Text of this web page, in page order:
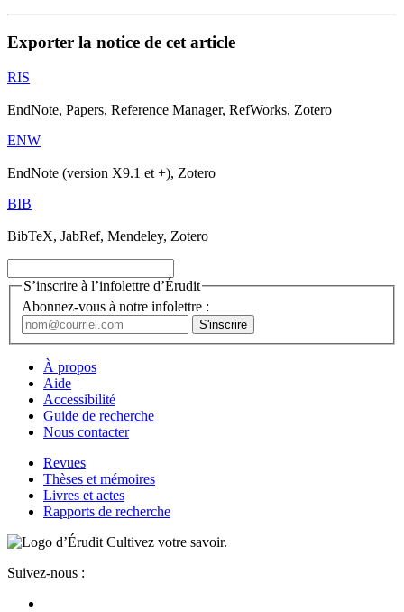
Exporter la notice de cet article
RIS
EndNote, Papers, Reference Manager, RefWorks, Zotero
ENW
EndNote (version X9.1 et +), Zotero
BIB
BibTeX, JabRef, Mendeley, Zotero
S’inscrire à l’infolettre d’Érudit
Abonnez-vous à notre infolettre :
À propos
Aide
Accessibilité
Guide de recherche
Nous contacter
Revues
Thèses et mémoires
Livres et actes
Rapports de recherche
Cultivez votre savoir.
Suivez-nous :